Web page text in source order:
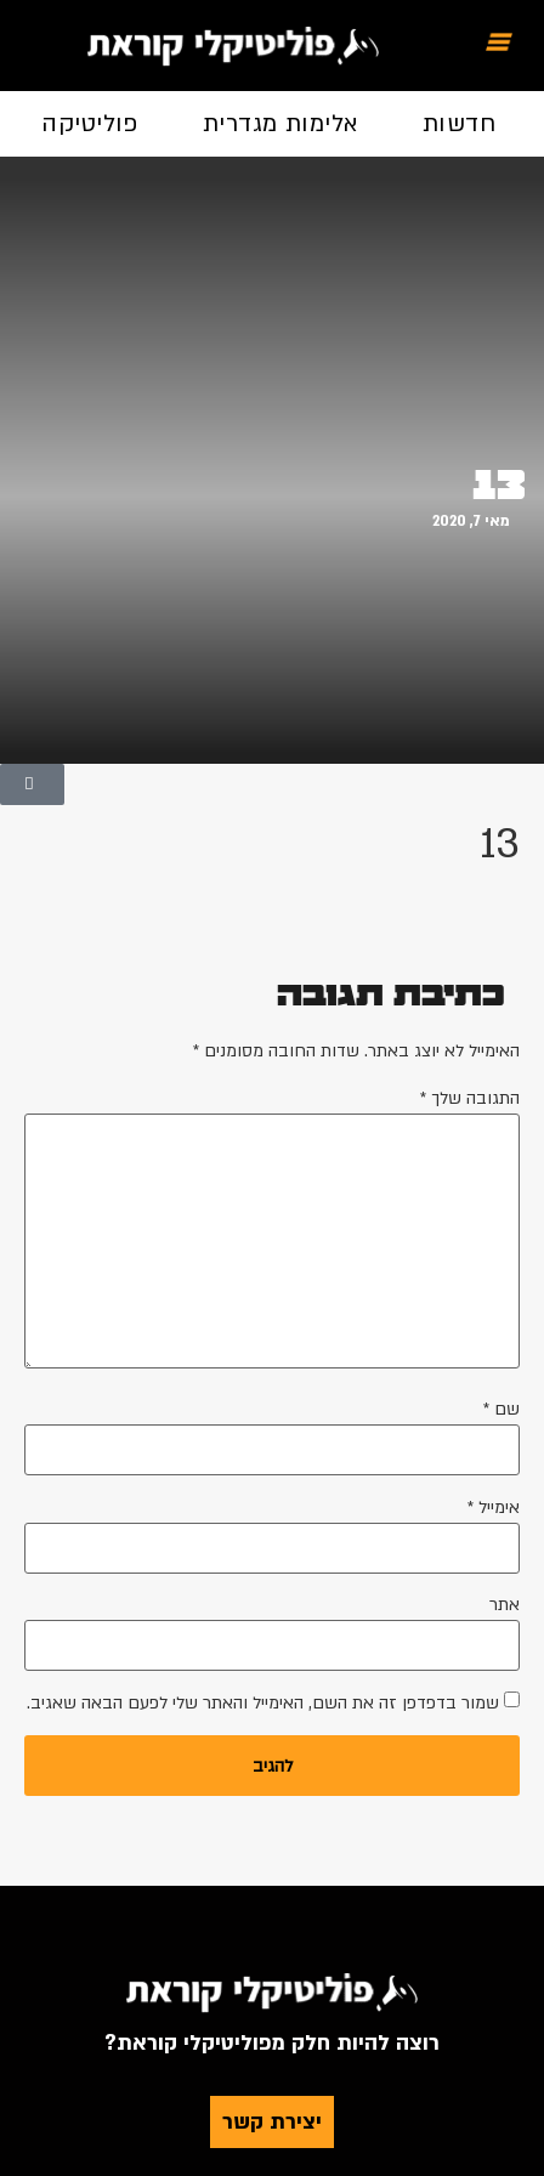
חדשות אלימות מגדרית פוליטיקה
13
מאי 7, 2020
13
כתיבת תגובה
האימייל לא יוצג באתר. שדות החובה מסומנים *
התגובה שלך *
שם *
אימייל *
אתר
שמור בדפדפן זה את השם, האימייל והאתר שלי לפעם הבאה שאגיב.
רוצה להיות חלק מפוליטיקלי קוראת?
יצירת קשר